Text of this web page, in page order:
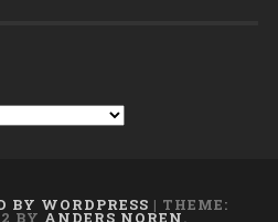
BY WORDPRESS | THEME:
BY ANDERS NOREN.